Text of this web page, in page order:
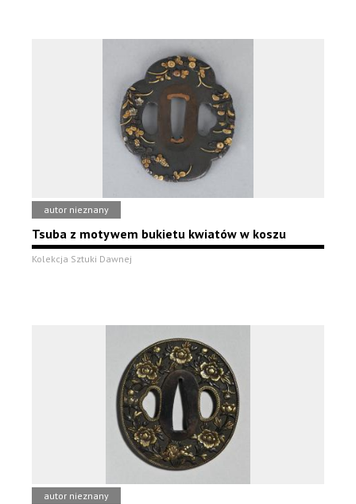
autor nieznany
Tsuba z motywem bukietu kwiatów w koszu
Kolekcja Sztuki Dawnej
autor nieznany